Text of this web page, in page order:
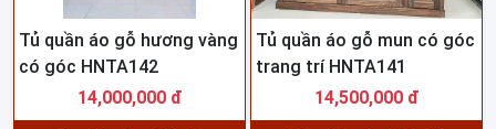
Tủ quần áo gỗ hương vàng
có góc HNTA142
14,000,000 đ
Tủ quần áo gỗ mun có góc
trang trí HNTA141
14,500,000 đ